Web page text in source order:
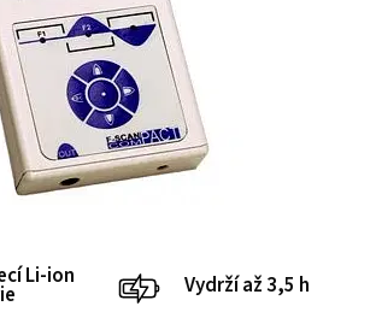
Li-ion Vydrží až 3,5 h